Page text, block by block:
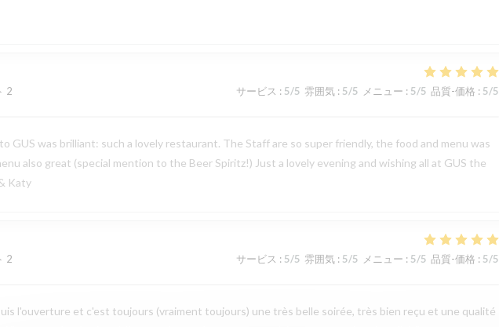
2 サービス : 5/5 雰囲気: 5/5 メニュー : 5/5 品質-価格 : 5/5
GUS was brilliant: such a lovely restaurant. The Staff are so super friendly, the food and menu was
also great (special mention to the Beer Spiritz!) Just a lovely evening and wishing all at GUS the
Katy
2 サービス : 5/5 雰囲気: 5/5 メニュー : 5/5 品質-価格 : 5/5
l'ouverture et c'est toujours (vraiment toujours) une très belle soirée, très bien reçu et une qualité